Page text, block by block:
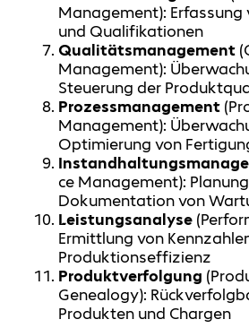
Management):
und Qualifikationen
Qualitätsmanagement
Management):
Steuerung der
Prozessmanagement
Management):
Optimierung von
ce Management):
Dokumentation von
Leistungsanalyse
Ermittlung von
Produktionseffizienz
Produktverfolgung
Genealogy):
Produkten und Chargen